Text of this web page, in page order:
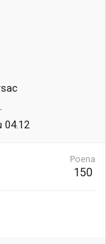
04.12
Poena
150